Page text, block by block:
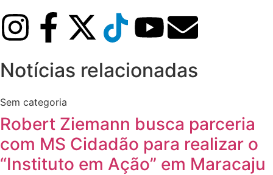
Notícias relacionadas
Sem categoria
Robert Ziemann busca parceria
com MS Cidadão para realizar o
“Instituto em Ação” em Maracaju